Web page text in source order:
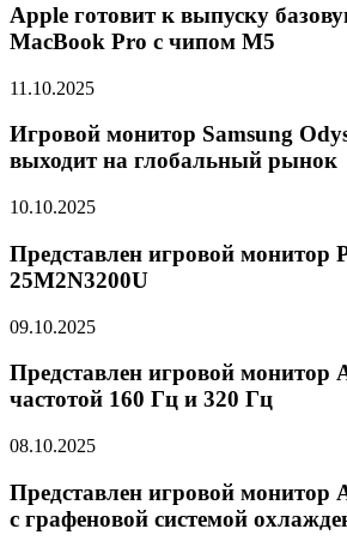
Apple готовит к выпуску
MacBook Pro с чипом M5
11.10.2025
Игровой монитор Samsung
выходит на глобальный рынок
10.10.2025
Представлен игровой монитор
25M2N3200U
09.10.2025
Представлен игровой монитор
частотой 160 Гц и 320 Гц
08.10.2025
Представлен игровой монитор
с графеновой системой